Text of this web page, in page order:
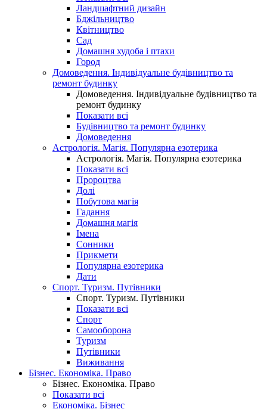
Ландшафтний дизайн
Бджільництво
Квітництво
Сад
Домашня худоба і птахи
Город
Домоведення. Індивідуальне будівництво та
ремонт будинку
Домоведення. Індивідуальне будівництво та
ремонт будинку
Показати всі
Будівництво та ремонт будинку
Домоведення
Астрологія. Магія. Популярна езотерика
Астрологія. Магія. Популярна езотерика
Показати всі
Пророцтва
Долі
Побутова магія
Гадання
Домашня магія
Імена
Сонники
Прикмети
Популярна езотерика
Дати
Спорт. Туризм. Путівники
Спорт. Туризм. Путівники
Показати всі
Спорт
Самооборона
Туризм
Путівники
Виживання
Бізнес. Економіка. Право
Бізнес. Економіка. Право
Показати всі
Економіка. Бізнес